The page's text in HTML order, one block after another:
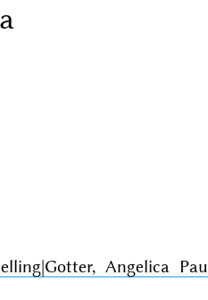
Angelica